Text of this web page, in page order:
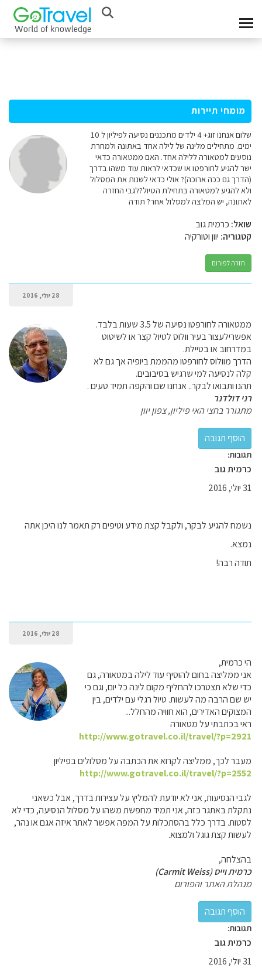
מומחי תיירות
שלום אנחנו זוג+ 4 ילדים מתכננים נסיעה לפיליון ל 10
ימים. מתחילים מלינה של לילה אחד באתונה ולמחרת
נוסעים למטאורה ללילה אחד. האם ממטאורה כדאי
ישר להגיע לחורפטו או שכדאי לראות עוד משהו בדרך
(הדרך גם ככה ארוכה)? אולי כדאי לשנות את המסלול
ולא להגיע למטאורה בתחילת הטיול?לגבי החזרה
לאתונה, יש המלצה למסלול אחר? תודה
שואל: כרמית גוב
קטגוריה: יוון וטורקיה
חזרה לפורום
28 יולי, 2016
ממטאורה לחורפטו נסיעה של 3.5 שעות בלבד.
אפשרילעצור בעיר וולוס לטיול קצר או לשיטוט
במדרחוב או בטיילת.
הדרך מוולוס לחורפטו מהממת ביופיה אך גם לא
קלה לנסיעה למי שרגיש בסיבובים.
תהנו ותבואו לבקר.. אנחנו שם והקפה תמיד טעים .
רני דולדנר
מתגורר בחצי האי פיליון, צפון יוון
תגובות:
כרמית גוב
31 יולי, 2016
נשמח להגיע לבקר, ולקבל קצת מידע וטיפים רק תאמר לנו היכן אתה
נמצא.
תודה רבה!
28 יולי, 2016
הי כרמית,
אני ממליצה בחום להוסיף עוד לילה במטאורה, גם
כדי שלא תצטרכו להחליף מקום לינה כל יום, וגם כי
יש שם הרבה מה לעשות. טיול רגלי עם ילדים, בין
המצוקים האדירים, הוא חוויה מהחלל...
ראי בכתבתי על מטאורה
http://www.gotravel.co.il/travel/?p=2921
מעבר לכך, ממליצה לקרוא את הכתבה על מסלולים בפיליון
http://www.gotravel.co.il/travel/?p=2552
לגבי הנסיעות, אני לא יודעת להמליץ על עצירות בדרך, אבל כשאני
נתקלת באתגר כזה, אני תמיד מחפשת משהו על מסלול הנסיעה, כדי לא
לסטות. בדרך כלל בהסתכלות על המפה אפשר לאתר איזה אגם או נהר,
לעשות קצת גוגל ולמצוא.
בהצלחה,
כרמית וייס (Carmit Weiss)
מנהלת האתר והפורום
תגובות:
כרמית גוב
31 יולי, 2016